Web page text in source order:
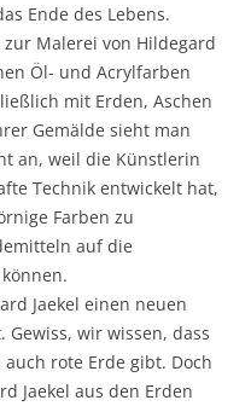
Ende des Lebens.
Malerei von Hildegard
Öl- und Acrylfarben
mit Erden, Aschen
Gemälde sieht man
an, weil die Künstlerin
Technik entwickelt hat,
Farben zu
auf die
Jaekel einen neuen
wir wissen, dass
rote Erde gibt. Doch
Jaekel aus den Erden